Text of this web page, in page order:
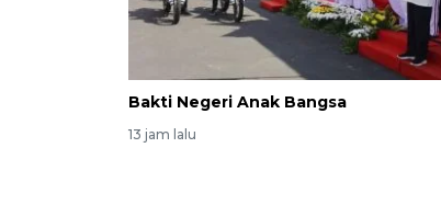
Bakti Negeri Anak Bangsa
13 jam lalu